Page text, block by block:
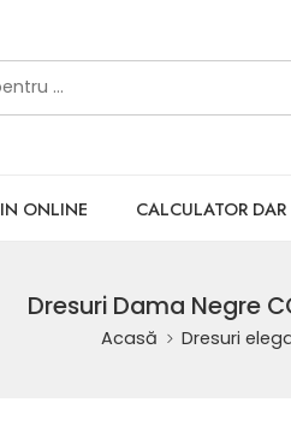
ONLINE CALCULATOR
Dresuri Dama Negre
Acasă Dresuri